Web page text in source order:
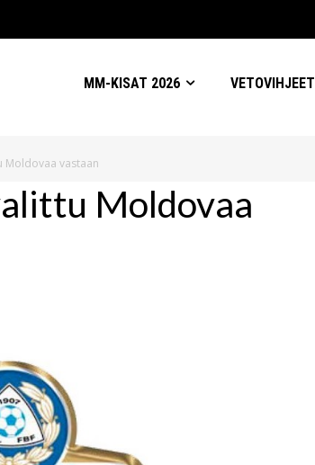
MM-KISAT 2026 VETOVIHJEET
Moldovaa vastaan
Moldovaa